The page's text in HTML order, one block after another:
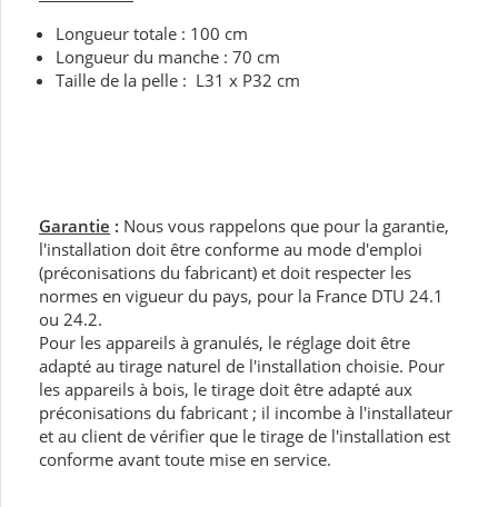
Longueur totale : 100 cm
Longueur du manche : 70 cm
Taille de la pelle : L31 x P32 cm
Garantie : Nous vous rappelons que pour la garantie,
l'installation doit être conforme au mode d'emploi
(préconisations du fabricant) et doit respecter les
normes en vigueur du pays, pour la France DTU 24.1
ou 24.2.
Pour les appareils à granulés, le réglage doit être
adapté au tirage naturel de l'installation choisie. Pour
les appareils à bois, le tirage doit être adapté aux
préconisations du fabricant ; il incombe à l'installateur
et au client de vérifier que le tirage de l'installation est
conforme avant toute mise en service.